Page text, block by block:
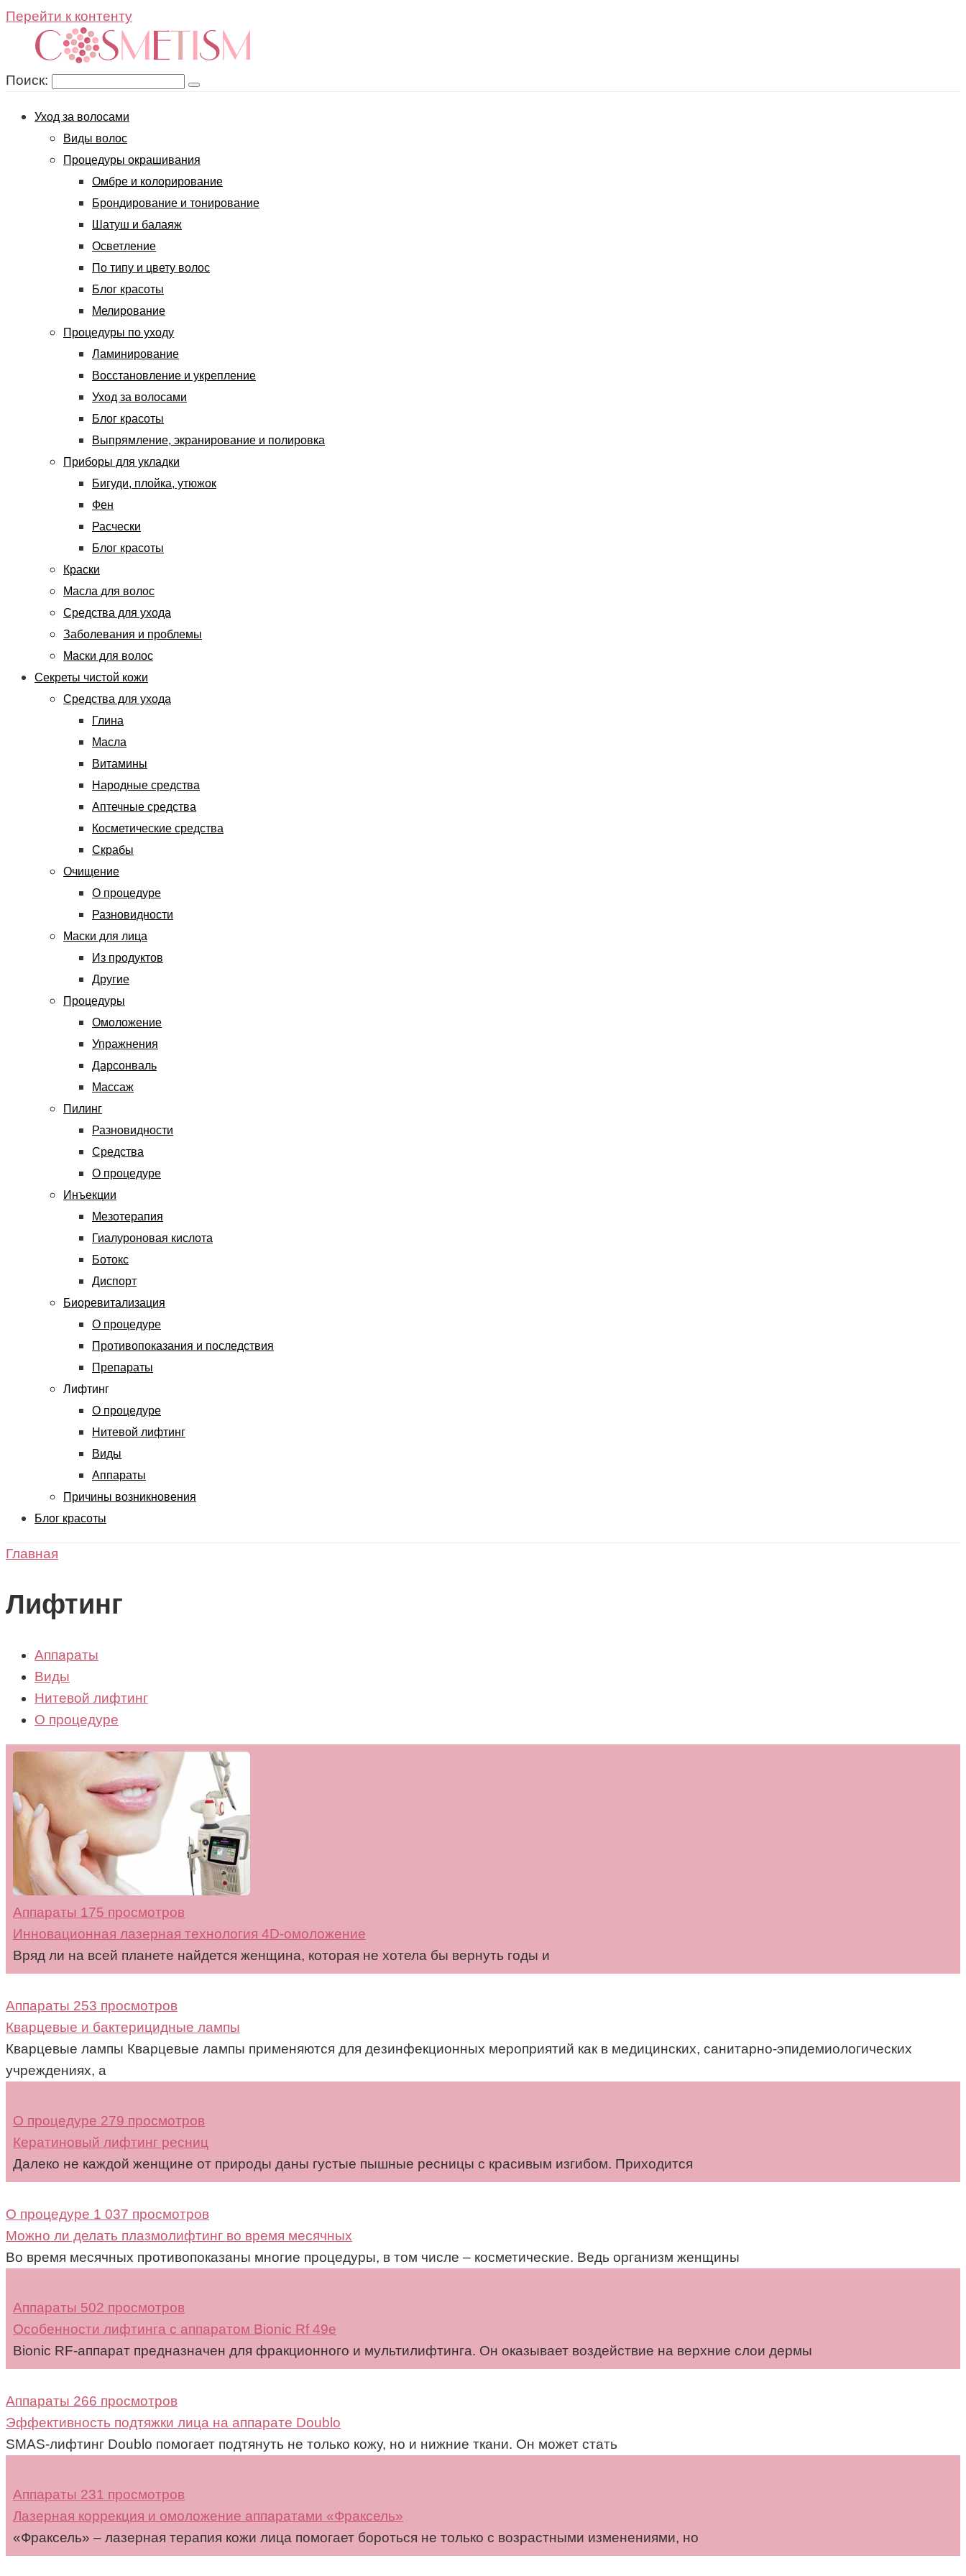
Перейти к контенту
Поиск:
Уход за волосами
Виды волос
Процедуры окрашивания
Омбре и колорирование
Брондирование и тонирование
Шатуш и балаяж
Осветление
По типу и цвету волос
Блог красоты
Мелирование
Процедуры по уходу
Ламинирование
Восстановление и укрепление
Уход за волосами
Блог красоты
Выпрямление, экранирование и полировка
Приборы для укладки
Бигуди, плойка, утюжок
Фен
Расчески
Блог красоты
Краски
Масла для волос
Средства для ухода
Заболевания и проблемы
Маски для волос
Секреты чистой кожи
Средства для ухода
Глина
Масла
Витамины
Народные средства
Аптечные средства
Косметические средства
Скрабы
Очищение
О процедуре
Разновидности
Маски для лица
Из продуктов
Другие
Процедуры
Омоложение
Упражнения
Дарсонваль
Массаж
Пилинг
Разновидности
Средства
О процедуре
Инъекции
Мезотерапия
Гиалуроновая кислота
Ботокс
Диспорт
Биоревитализация
О процедуре
Противопоказания и последствия
Препараты
Лифтинг
О процедуре
Нитевой лифтинг
Виды
Аппараты
Причины возникновения
Блог красоты
Главная
Лифтинг
Аппараты
Виды
Нитевой лифтинг
О процедуре
Аппараты 175 просмотров
Инновационная лазерная технология 4D-омоложение
Вряд ли на всей планете найдется женщина, которая не хотела бы вернуть годы и
Аппараты 253 просмотров
Кварцевые и бактерицидные лампы
Кварцевые лампы Кварцевые лампы применяются для дезинфекционных мероприятий как в медицинских, санитарно-эпидемиологических
учреждениях, а
О процедуре 279 просмотров
Кератиновый лифтинг ресниц
Далеко не каждой женщине от природы даны густые пышные ресницы с красивым изгибом. Приходится
О процедуре 1 037 просмотров
Можно ли делать плазмолифтинг во время месячных
Во время месячных противопоказаны многие процедуры, в том числе – косметические. Ведь организм женщины
Аппараты 502 просмотров
Особенности лифтинга с аппаратом Bionic Rf 49e
Bionic RF-аппарат предназначен для фракционного и мультилифтинга. Он оказывает воздействие на верхние слои дермы
Аппараты 266 просмотров
Эффективность подтяжки лица на аппарате Doublo
SMAS-лифтинг Doublo помогает подтянуть не только кожу, но и нижние ткани. Он может стать
Аппараты 231 просмотров
Лазерная коррекция и омоложение аппаратами «Фраксель»
«Фраксель» – лазерная терапия кожи лица помогает бороться не только с возрастными изменениями, но